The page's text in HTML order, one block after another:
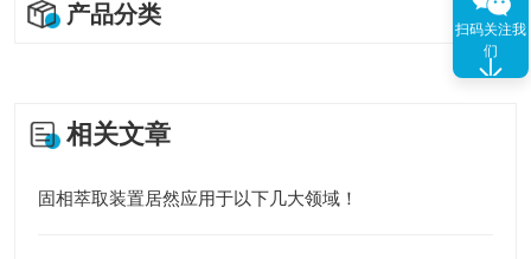
产品分类
相关文章
固相萃取装置居然应用于以下几大领域！
扫码关注我
们